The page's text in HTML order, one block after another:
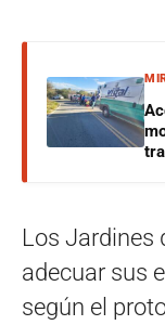
Los Jardines
adecuar sus
según el